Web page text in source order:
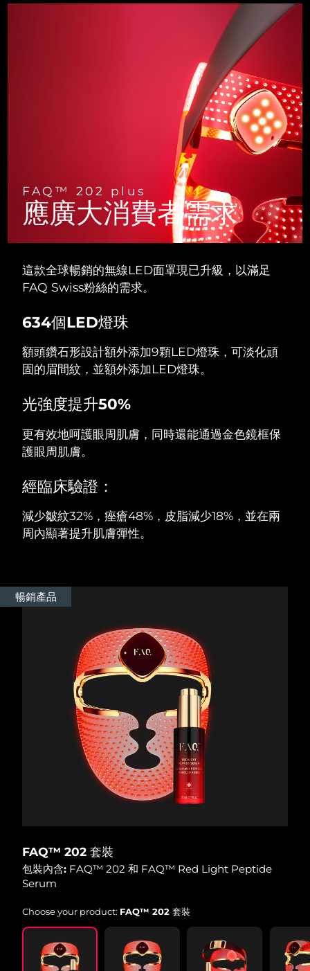
FAQ™ 202 plus
應廣大消費者需求
這款全球暢銷的無線LED面罩現已升級，以滿足
FAQ Swiss粉絲的需求。
634個LED燈珠
額頭鑽石形設計額外添加9顆LED燈珠，可淡化頑
固的眉間紋，並額外添加LED燈珠。
光強度提升50%
更有效地呵護眼周肌膚，同時還能通過金色鏡框保
護眼周肌膚。
經臨床驗證：
減少皺紋32%，痤瘡48%，皮脂減少18%，並在兩
周內顯著提升肌膚彈性。
暢銷產品
FAQ™ 202 套裝
包裝內含: FAQ™ 202 和 FAQ™ Red Light Peptide
Serum
Choose your product: FAQ™ 202 套裝
預計送達日期 8/8/26
預計送達日期
預計送達日期8/16/26
預計送達日期8/10/26
預計送達日期8/8/26
瑞士 預計送達日期8/8/26
台灣 預計送達日期8/13/26
泰國 預計送達日期8/12/26
英國 預計送達日期
美國
烏茲別克 預計送達日期8/13/26